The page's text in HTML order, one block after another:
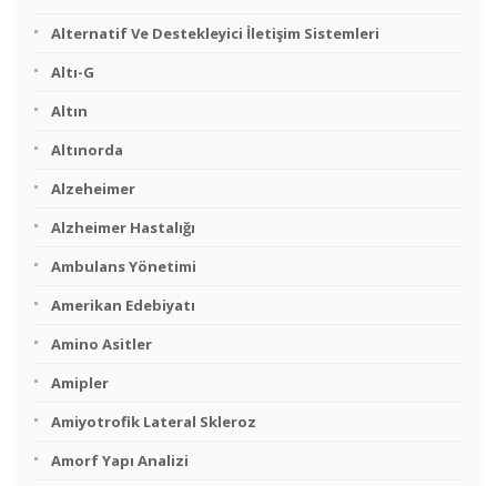
Alternatif Ve Destekleyici İletişim Sistemleri
Altı-G
Altın
Altınorda
Alzeheimer
Alzheimer Hastalığı
Ambulans Yönetimi
Amerikan Edebiyatı
Amino Asitler
Amipler
Amiyotrofik Lateral Skleroz
Amorf Yapı Analizi